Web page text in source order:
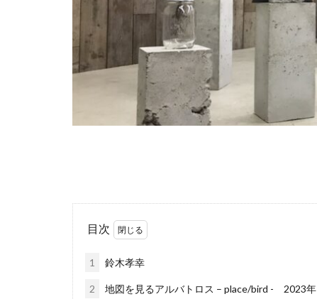
目次
1 鈴木孝幸
2 地図を見るアルバトロス – place/bird - 2023年